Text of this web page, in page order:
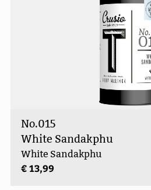
No.015
White Sandakphu
White Sandakphu
€ 13,99